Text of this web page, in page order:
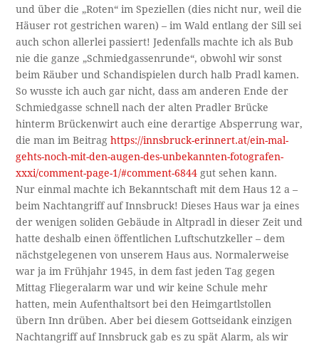
und über die „Roten“ im Speziellen (dies nicht nur, weil die
Häuser rot gestrichen waren) – im Wald entlang der Sill sei
auch schon allerlei passiert! Jedenfalls machte ich als Bub
nie die ganze „Schmiedgassenrunde“, obwohl wir sonst
beim Räuber und Schandispielen durch halb Pradl kamen.
So wusste ich auch gar nicht, dass am anderen Ende der
Schmiedgasse schnell nach der alten Pradler Brücke
hinterm Brückenwirt auch eine derartige Absperrung war,
die man im Beitraghttps://innsbruck-erinnert.at/ein-mal-
gehts-noch-mit-den-augen-des-unbekannten-fotografen-
xxxi/comment-page-1/#comment-6844 gut sehen kann.
Nur einmal machte ich Bekanntschaft mit dem Haus 12 a –
beim Nachtangriff auf Innsbruck! Dieses Haus war ja eines
der wenigen soliden Gebäude in Altpradl in dieser Zeit und
hatte deshalb einen öffentlichen Luftschutzkeller – dem
nächstgelegenen von unserem Haus aus. Normalerweise
war ja im Frühjahr 1945, in dem fast jeden Tag gegen
Mittag Fliegeralarm war und wir keine Schule mehr
hatten, mein Aufenthaltsort bei den Heimgartlstollen
übern Inn drüben. Aber bei diesem Gottseidank einzigen
Nachtangriff auf Innsbruck gab es zu spät Alarm, als wir